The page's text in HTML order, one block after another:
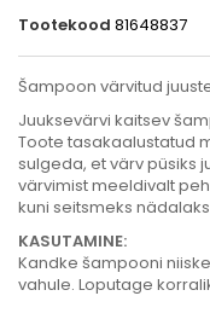
Tootekood 81648837
Šampoon värvitud
Juuksevärvi kaitsev
Toote tasakaalustatud
sulgeda, et värv püsiks
värvimist meeldivalt
kuni seitsmeks
KASUTAMINE:
Kandke šampooni
vahule. Loputage